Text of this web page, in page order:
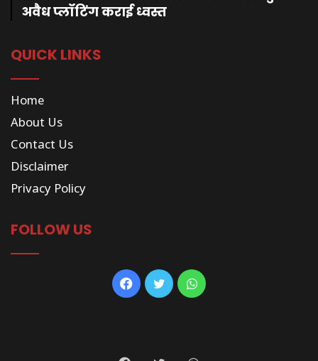
अवैध प्लॉटिंग कराई ध्वस्त
QUICK LINKS
Home
About Us
Contact Us
Disclaimer
Privacy Policy
FOLLOW US
Facebook
TwitterWhatsApp